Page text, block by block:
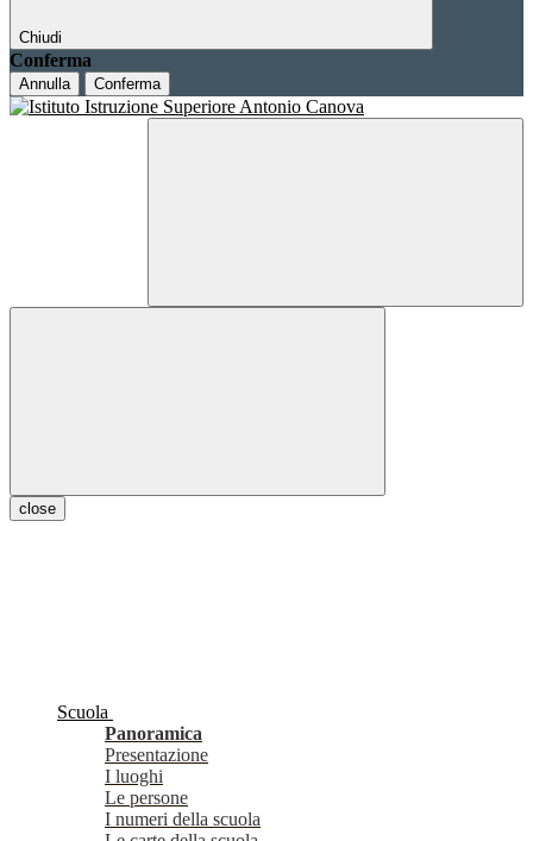
Chiudi
Conferma
Annulla Conferma
close
Scuola
Panoramica
Presentazione
I luoghi
Le persone
I numeri della scuola